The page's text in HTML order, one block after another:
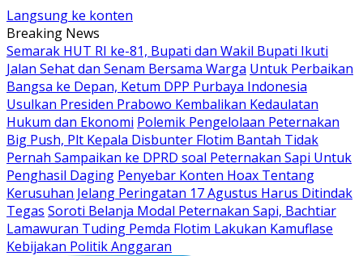
Langsung ke konten
Breaking News
Semarak HUT RI ke-81, Bupati dan Wakil Bupati Ikuti
Jalan Sehat dan Senam Bersama Warga Untuk Perbaikan
Bangsa ke Depan, Ketum DPP Purbaya Indonesia
Usulkan Presiden Prabowo Kembalikan Kedaulatan
Hukum dan Ekonomi Polemik Pengelolaan Peternakan
Big Push, Plt Kepala Disbunter Flotim Bantah Tidak
Pernah Sampaikan ke DPRD soal Peternakan Sapi Untuk
Penghasil Daging Penyebar Konten Hoax Tentang
Kerusuhan Jelang Peringatan 17 Agustus Harus Ditindak
Tegas Soroti Belanja Modal Peternakan Sapi, Bachtiar
Lamawuran Tuding Pemda Flotim Lakukan Kamuflase
Kebijakan Politik Anggaran